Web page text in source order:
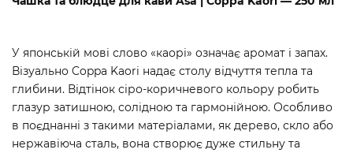
У японській мові слово «каорі» означає аромат і запах.
Візуально Coppa Kaori надає столу відчуття тепла та
глибини. Відтінок сіро-коричневого кольору робить
глазур затишною, солідною та гармонійною. Особливо
в поєднанні з такими матеріалами, як дерево, скло або
нержавіюча сталь, вона створює дуже стильну та